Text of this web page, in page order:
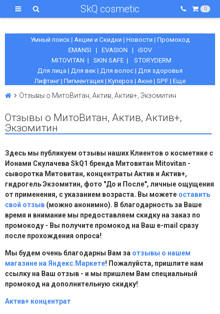
SkQ cosmetic 0
Умный поиск| Акции и Скидки | Новости | Промокод
EMANSI | EVASION | iSOV
MITOVITAN | SKIN SAFE | STORYDERM
Для лица | Для век | Для волос | Для здоровья
Лифтинг| Пигментация | Купероз | Акне | SPF | Еще
Отзывы о МитоВитан, Актив, Актив+, Экзомитин
Отзывы о МитоВитан, Актив, Актив+,
Экзомитин
Здесь мы публикуем отзывы наших Клиентов о косметике с
Ионами Скулачева SkQ1 бренда Митовитан Mitovitan -
сыворотка Митовитан, концентраты Актив и Актив+,
гидрогель Экзомитин, фото "До и После", личные ощущения
от применения, с указанием возраста. Вы можете оставить
свой отзыв (можно анонимно). В благодарность за Ваше
время и внимание мы предоставляем скидку на заказ по
промокоду - Вы получите промокод на Ваш e-mail сразу
после прохождения опроса!
Мы будем очень благодарны Вам за отзывы о нашем
магазине на Яндекс.Маркете! Пожалуйста, пришлите нам
ссылку на Ваш отзыв - и мы пришлем Вам специальный
промокод на дополнительную скидку!
Актив+ концентрат